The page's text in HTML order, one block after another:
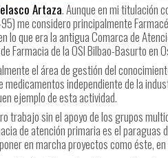
Artaza. Aunque en mi titulación
me considero principalmente
lo que era la antigua Comarca de
Farmacia de la OSI Bilbao-Basurto en
el área de gestión del
medicamentos independiente de la
ejemplo de esta actividad.
trabajo sin el apoyo de los grupos
de atención primaria es el paraguas
en marcha proyectos como éste,